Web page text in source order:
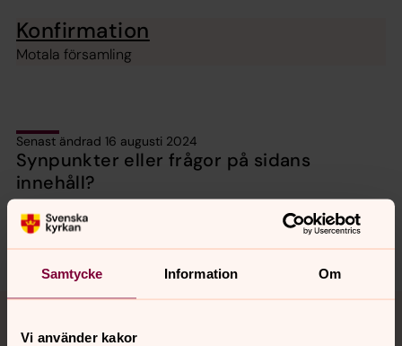
Samtycke Information Om
Vi använder kakor
Konfirmation
Motala församling
Senast ändrad 16 augusti 2024
Synpunkter eller frågor på sidans
innehåll?
motala.forsamling@svenskakyrkan.se
Tillbaka till toppen
Tillbaka till innehållet